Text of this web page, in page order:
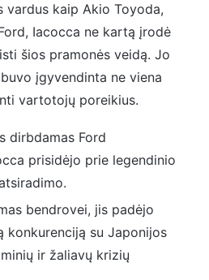
kaip Akio Toyoda,
Iacocca ne kartą įrodė
šios pramonės veidą. Jo
įgyvendinta ne viena
vartotojų poreikius.
dirbdamas Ford
prisidėjo prie legendinio
bendrovei, jis padėjo
konkurenciją su Japonijos
ir žaliavų krizių